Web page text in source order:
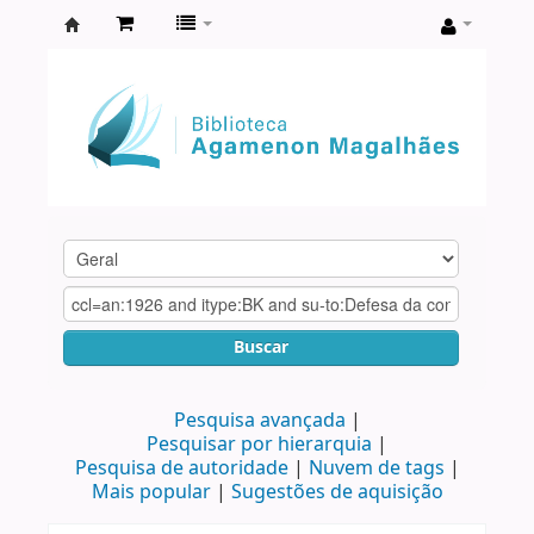
Agamenon
Magalhães
Buscar
Pesquisa avançada
Pesquisar por hierarquia
Pesquisa de autoridade
Nuvem de tags
Mais popular
Sugestões de aquisição